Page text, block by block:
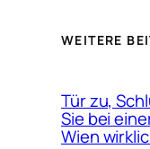
WEITERE
Tür zu,
Sie bei
Wien